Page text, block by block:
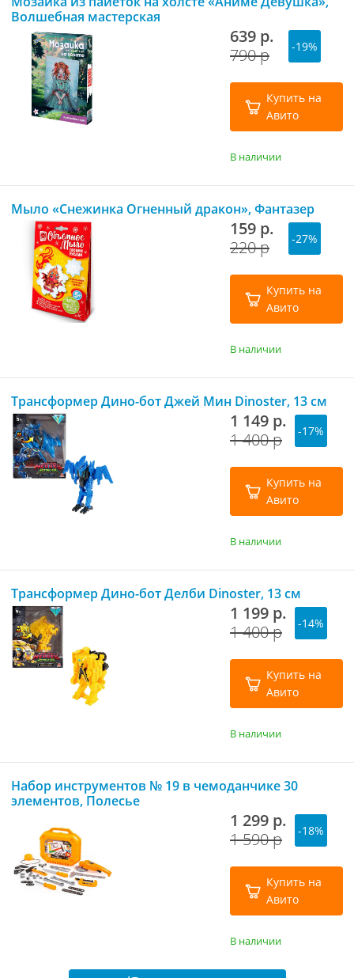
Волшебная мастерская
639 р.
790 р
-19%
Купить на
Авито
В наличии
Мыло «Снежинка Огненный дракон», Фантазер
159 р.
220 р
-27%
Купить на
Авито
В наличии
Трансформер Дино-бот Джей Мин Dinoster, 13 см
1 149 р.
1 400 р
-17%
Купить на
Авито
В наличии
Трансформер Дино-бот Делби Dinoster, 13 см
1 199 р.
1 400 р
-14%
Купить на
Авито
В наличии
Набор инструментов № 19 в чемоданчике 30
элементов, Полесье
1 299 р.
1 590 р
-18%
Купить на
Авито
В наличии